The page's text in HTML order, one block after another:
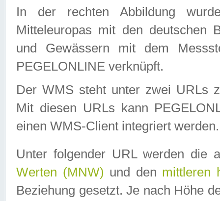
In der rechten Abbildung
Mitteleuropas mit den deutschen
und Gewässern mit dem
PEGELONLINE verknüpft.
Der WMS steht unter zwei URLs
Mit diesen URLs kann
einen WMS-Client integriert werden.
Unter folgender URL werden die
Werten (MNW) und den mittleren
Beziehung gesetzt. Je nach Höhe